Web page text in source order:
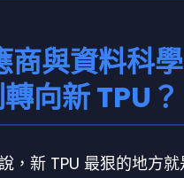
商與資料科
向新 TPU？
，新 TPU 最狠的地方